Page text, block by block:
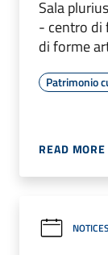
Sala
- centro di
di forme
Patrimonio
READ MORE
NOTICES